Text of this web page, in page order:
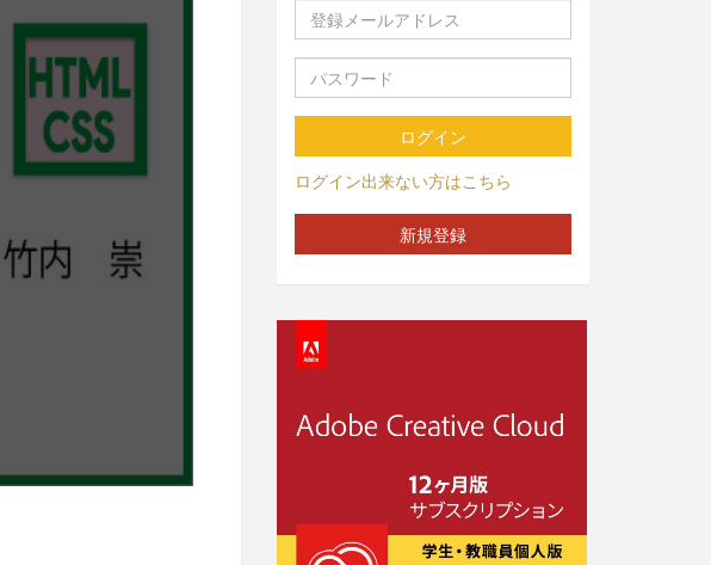
ログイン
ログイン出来ない方はこちら
新規登録